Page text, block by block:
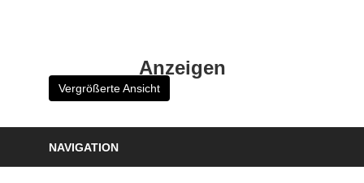
Anzeigen
Vergrößerte Ansicht
NAVIGATION